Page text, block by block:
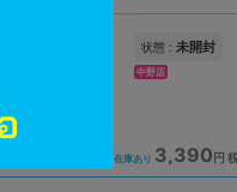
状態 : 未開封
中野店
在庫あり 3,390円